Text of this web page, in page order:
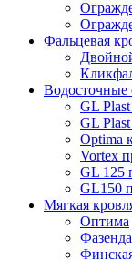
Фальцевая
Водосточные
GL
GL
Optima
Vortex
GL 125
GL150
Мягкая
Оптима
Фазенда